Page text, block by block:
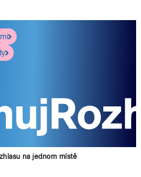
na jednom místě